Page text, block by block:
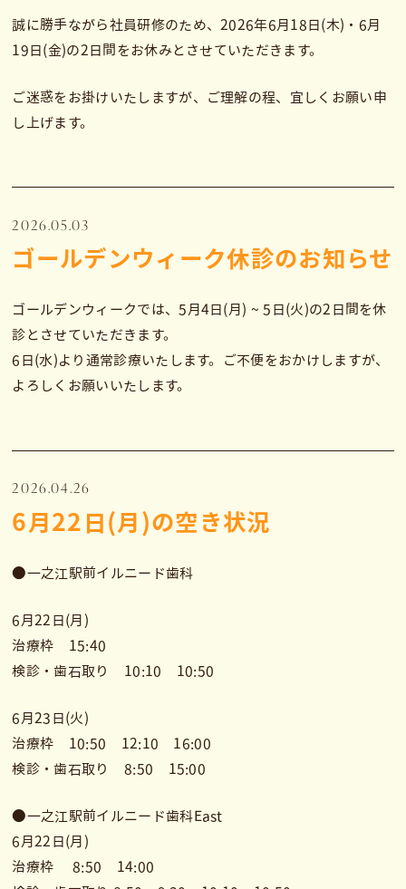
誠に勝手ながら社員研修のため、2026年6月18日(木)・6月
19日(金)の2日間をお休みとさせていただきます。
ご迷惑をお掛けいたしますが、ご理解の程、宜しくお願い申
し上げます。
2026.05.03
ゴールデンウィーク休診のお知らせ
ゴールデンウィークでは、5月4日(月) ~ 5日(火)の2日間を休
診とさせていただきます。
6日(水)より通常診療いたします。ご不便をおかけしますが、
よろしくお願いいたします。
2026.04.26
6月22日(月)の空き状況
●一之江駅前イルニード歯科
6月22日(月)
治療枠 15:40
検診・歯石取り 10:10 10:50
6月23日(火)
治療枠 10:50 12:10 16:00
検診・歯石取り 8:50 15:00
●一之江駅前イルニード歯科East
6月22日(月)
治療枠 8:50 14:00